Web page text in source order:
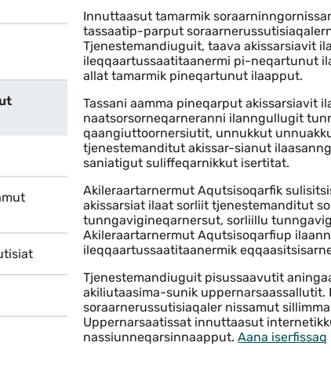
Innuttaasut tamarmik
tassaatip-parput
Tjenestemandiuguit, taava akissarsiavit
ileqqaartussaatitaanermi pi-neqartunut
allat tamarmik pineqartunut ilaapput.
Tassani aamma pineqarput akissarsiavit
naatsorsorneqarneranni ilanngullugit
qaangiuttoornersiutit, unnukkut
tjenestemanditut akissar-sianut
saniatigut suliffeqarnikkut isertitat.
Akileraartarnermut Aqutsisoqarfik
akissarsiat ilaat sorliit tjenestemanditut
tunngavigineqarnersut, sorliillu
Akileraartarnermut Aqutsisoqarfiup
ileqqaartussaatitaanermik
Tjenestemandiuguit pisussaavutit
akiliutaasima-sunik
soraarnerussutisiaqaler nissamut
Uppernarsaatissat innuttaasut
nassiunneqarsinnaapput.Aana iserfissaq